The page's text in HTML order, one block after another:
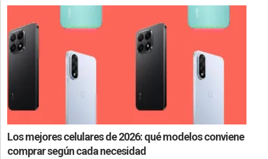
Los mejores celulares de 2026: qué modelos conviene
comprar según cada necesidad